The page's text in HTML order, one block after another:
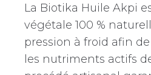
La Biotika Huile Akpi
végétale 100 %
pression à froid afin
les nutriments actifs